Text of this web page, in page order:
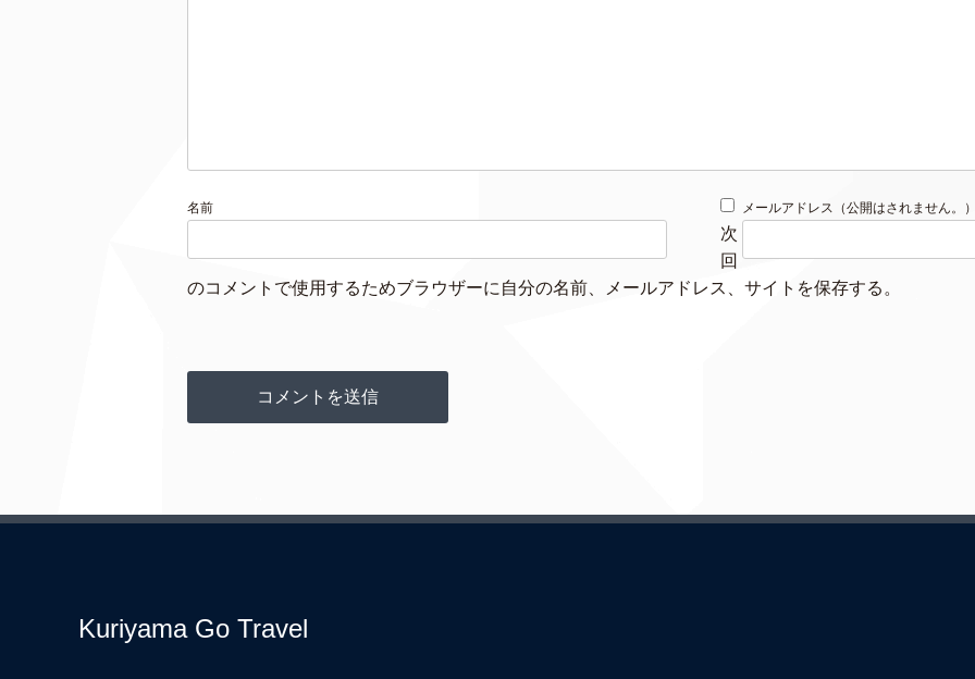
名前 メールアドレス（公開はされません。
次
回
のコメントで使用するためブラウザーに自分の名前、メールアドレス、サイトを保存する。
Kuriyama Go Travel